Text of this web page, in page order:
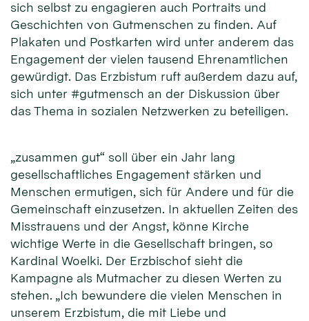
sich selbst zu engagieren auch Portraits und
Geschichten von Gutmenschen zu finden. Auf
Plakaten und Postkarten wird unter anderem das
Engagement der vielen tausend Ehrenamtlichen
gewürdigt. Das Erzbistum ruft außerdem dazu auf,
sich unter #gutmensch an der Diskussion über
das Thema in sozialen Netzwerken zu beteiligen.
„zusammen gut“ soll über ein Jahr lang
gesellschaftliches Engagement stärken und
Menschen ermutigen, sich für Andere und für die
Gemeinschaft einzusetzen. In aktuellen Zeiten des
Misstrauens und der Angst, könne Kirche
wichtige Werte in die Gesellschaft bringen, so
Kardinal Woelki. Der Erzbischof sieht die
Kampagne als Mutmacher zu diesen Werten zu
stehen. „Ich bewundere die vielen Menschen in
unserem Erzbistum, die mit Liebe und